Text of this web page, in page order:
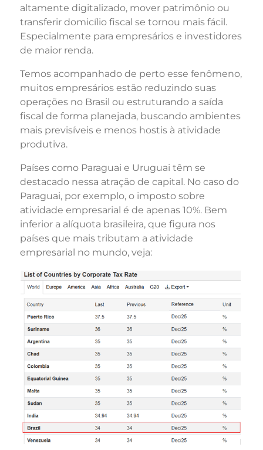
altamente digitalizado, mover patrimônio ou
transferir domicílio fiscal se tornou mais fácil.
Especialmente para empresários e investidores
de maior renda.
Temos acompanhado de perto esse fenômeno,
muitos empresários estão reduzindo suas
operações no Brasil ou estruturando a saída
fiscal de forma planejada, buscando ambientes
mais previsíveis e menos hostis à atividade
produtiva.
Países como Paraguai e Uruguai têm se
destacado nessa atração de capital. No caso do
Paraguai, por exemplo, o imposto sobre
atividade empresarial é de apenas 10%. Bem
inferior a alíquota brasileira, que figura nos
países que mais tributam a atividade
empresarial no mundo, veja: